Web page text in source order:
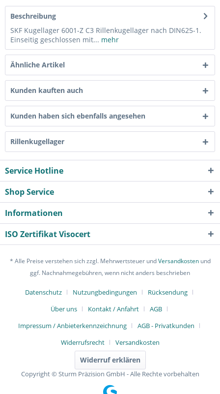
Beschreibung
SKF Kugellager 6001-Z C3 Rillenkugellager nach DIN625-1.
Einseitig geschlossen mit... mehr
Ähnliche Artikel
Kunden kauften auch
Kunden haben sich ebenfalls angesehen
Rillenkugellager
Service Hotline
Shop Service
Informationen
ISO Zertifikat Visocert
* Alle Preise verstehen sich zzgl. Mehrwertsteuer undVersandkostenund
ggf. Nachnahmegebühren, wenn nicht anders beschrieben
Datenschutz Nutzungbedingungen
Rücksendung
Über uns
Kontakt / Anfahrt
AGB
Impressum / Anbieterkennzeichnung
AGB - Privatkunden
Widerrufsrecht
Versandkosten
Widerruf erklären
Copyright © Sturm Präzision GmbH - Alle Rechte vorbehalten